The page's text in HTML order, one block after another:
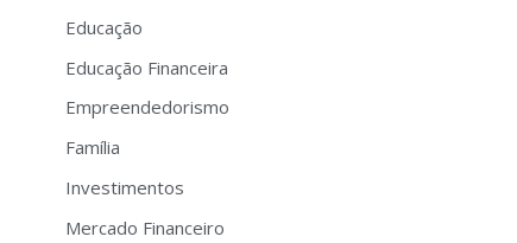
Educação
Educação Financeira
Empreendedorismo
Família
Investimentos
Mercado Financeiro